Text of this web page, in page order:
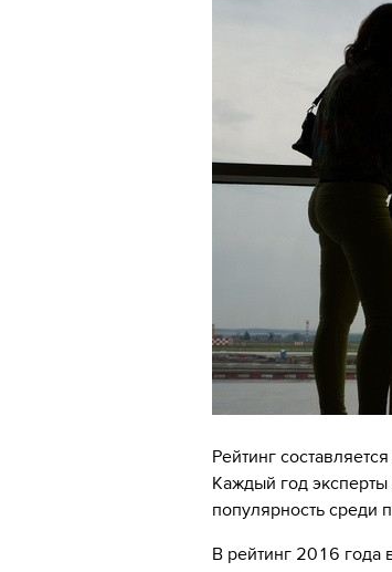
Рейтинг
Каждый год
популярность среди
В рейтинг 2016 года